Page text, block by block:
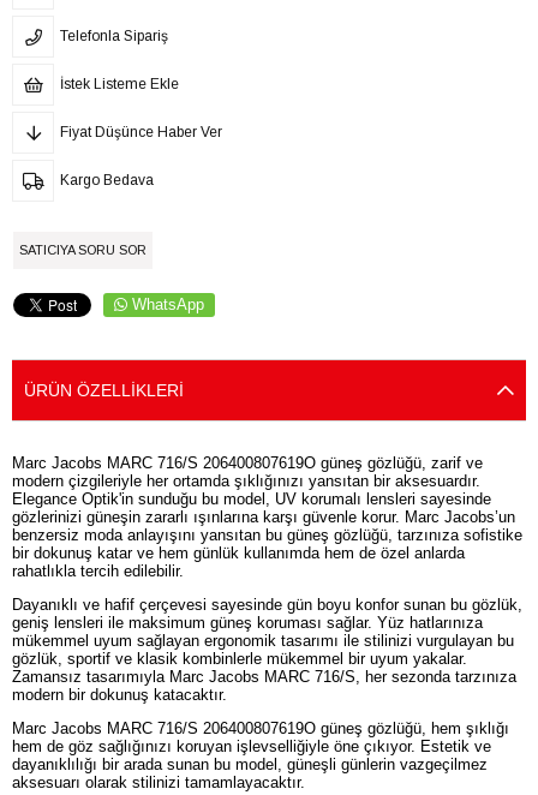
Telefonla Sipariş
İstek Listeme Ekle
Fiyat Düşünce Haber Ver
Kargo Bedava
SATICIYA SORU SOR
WhatsApp
ÜRÜN ÖZELLIKLERI
Marc Jacobs MARC 716/S 206400807619O güneş gözlüğü, zarif ve
modern çizgileriyle her ortamda şıklığınızı yansıtan bir aksesuardır.
Elegance Optik'in sunduğu bu model, UV korumalı lensleri sayesinde
gözlerinizi güneşin zararlı ışınlarına karşı güvenle korur. Marc Jacobs’un
benzersiz moda anlayışını yansıtan bu güneş gözlüğü, tarzınıza sofistike
bir dokunuş katar ve hem günlük kullanımda hem de özel anlarda
rahatlıkla tercih edilebilir.
Dayanıklı ve hafif çerçevesi sayesinde gün boyu konfor sunan bu gözlük,
geniş lensleri ile maksimum güneş koruması sağlar. Yüz hatlarınıza
mükemmel uyum sağlayan ergonomik tasarımı ile stilinizi vurgulayan bu
gözlük, sportif ve klasik kombinlerle mükemmel bir uyum yakalar.
Zamansız tasarımıyla Marc Jacobs MARC 716/S, her sezonda tarzınıza
modern bir dokunuş katacaktır.
Marc Jacobs MARC 716/S 206400807619O güneş gözlüğü, hem şıklığı
hem de göz sağlığınızı koruyan işlevselliğiyle öne çıkıyor. Estetik ve
dayanıklılığı bir arada sunan bu model, güneşli günlerin vazgeçilmez
aksesuarı olarak stilinizi tamamlayacaktır.